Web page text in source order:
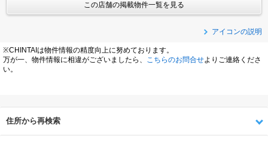
この店舗の掲載物件一覧を見る
アイコンの説明
※CHINTAIは物件情報の精度向上に努めております。
万が一、物件情報に相違がございましたら、
こちらのお問合せよりご連絡くださ
い。
住所から再検索